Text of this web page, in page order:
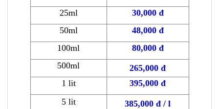
25ml 30,000 đ
50ml
48,000 đ
100ml
80,000 đ
500ml
265,000 đ
1 lit
395,000 đ
5 lit
385,000 đ / l